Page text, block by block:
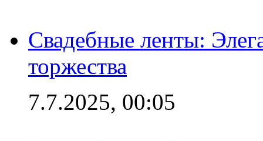
Свадебные ленты:
торжества
7.7.2025, 00:05